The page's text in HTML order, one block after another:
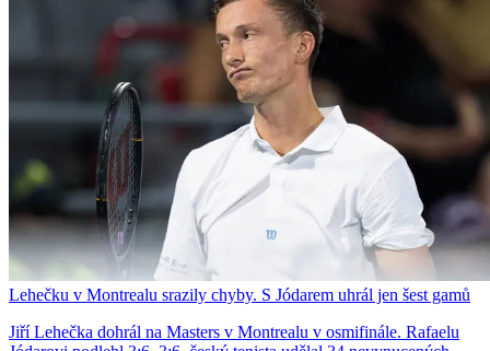
Lehečku v Montrealu srazily chyby. S Jódarem uhrál jen šest gamů
Jiří Lehečka dohrál na Masters v Montrealu v osmifinále. Rafaelu